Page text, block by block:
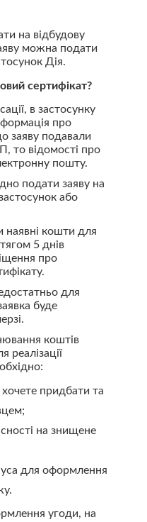
на відбудову
можна подати
Дія.
сертифікат?
в застосунку
про
заяву подавали
то відомості про
пошту.
подати заяву на
або
наявні кошти для
5 днів
про
для
буде
коштів
реалізації
придбати та
на знищене
для оформлення
угоди, на